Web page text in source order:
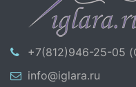
+7(812)946-25-05
info@iglara.ru